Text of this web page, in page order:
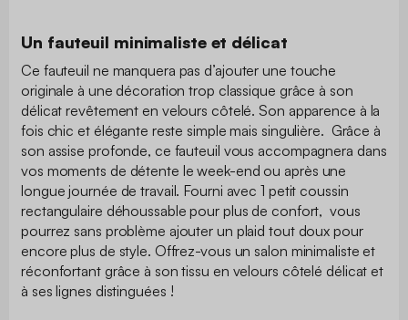
Un fauteuil minimaliste et délicat
Ce fauteuil ne manquera pas d’ajouter une touche
originale à une décoration trop classique grâce à son
délicat revêtement en velours côtelé. Son apparence à la
fois chic et élégante reste simple mais singulière. Grâce à
son assise profonde, ce fauteuil vous accompagnera dans
vos moments de détente le week-end ou après une
longue journée de travail. Fourni avec 1 petit coussin
rectangulaire déhoussable pour plus de confort, vous
pourrez sans problème ajouter un plaid tout doux pour
encore plus de style. Offrez-vous un salon minimaliste et
réconfortant grâce à son tissu en velours côtelé délicat et
à ses lignes distinguées !